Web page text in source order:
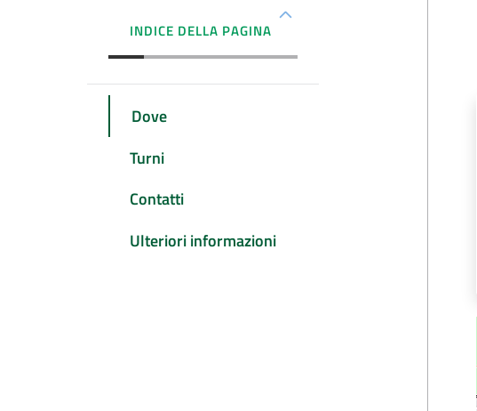
INDICE DELLA PAGINA
Dove
Turni
Contatti
Ulteriori informazioni